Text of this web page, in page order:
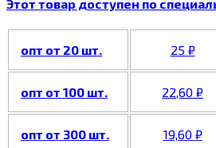
Этот товар доступен по
опт от 20 шт. 25 ₽
опт от 100 шт. 22,60 ₽
опт от 300 шт. 19,60 ₽